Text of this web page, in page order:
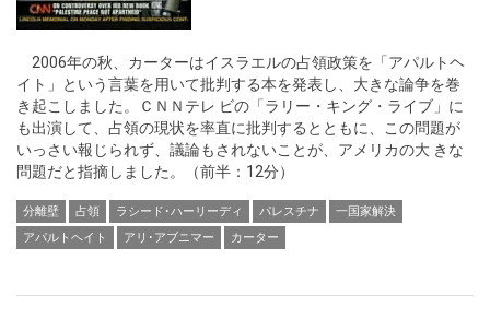
2006年の秋、カーターはイスラエルの占領政策を「アパルトヘ
イト」という言葉を用いて批判する本を発表し、大きな論争を巻
き起こしました。ＣＮＮテレ ビの「ラリー・キング・ライブ」に
も出演して、占領の現状を率直に批判するとともに、この問題が
いっさい報じられず、議論もされないことが、アメリカの大 きな
問題だと指摘しました。（前半：12分）
分離壁 占領 ラシード･ハーリーディ パレスチナ
一国家解決
アパルトヘイト
アリ･アブニマー カーター